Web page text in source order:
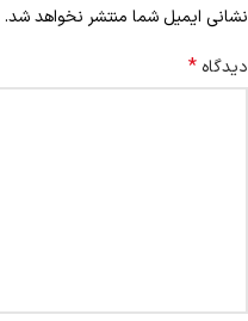
نشانی ایمیل شما منتشر نخواهد شد.
دیدگاه *